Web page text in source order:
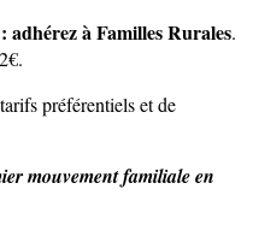
à Familles Rurales.
préférentiels et de
mouvement familiale en